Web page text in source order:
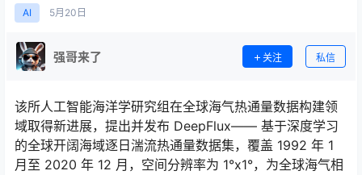
AI 5月 20日
强哥来了 关注 私信
该所人工智能海洋学研究组在全球海气热通量数据构建领
域取得新进展，提出并发布 DeepFlux—— 基于深度学习
的全球开阔海域逐日湍流热通量数据集，覆盖 1992 年 1
月至 2020 年 12 月，空间分辨率为 1°x1°，为全球海气相